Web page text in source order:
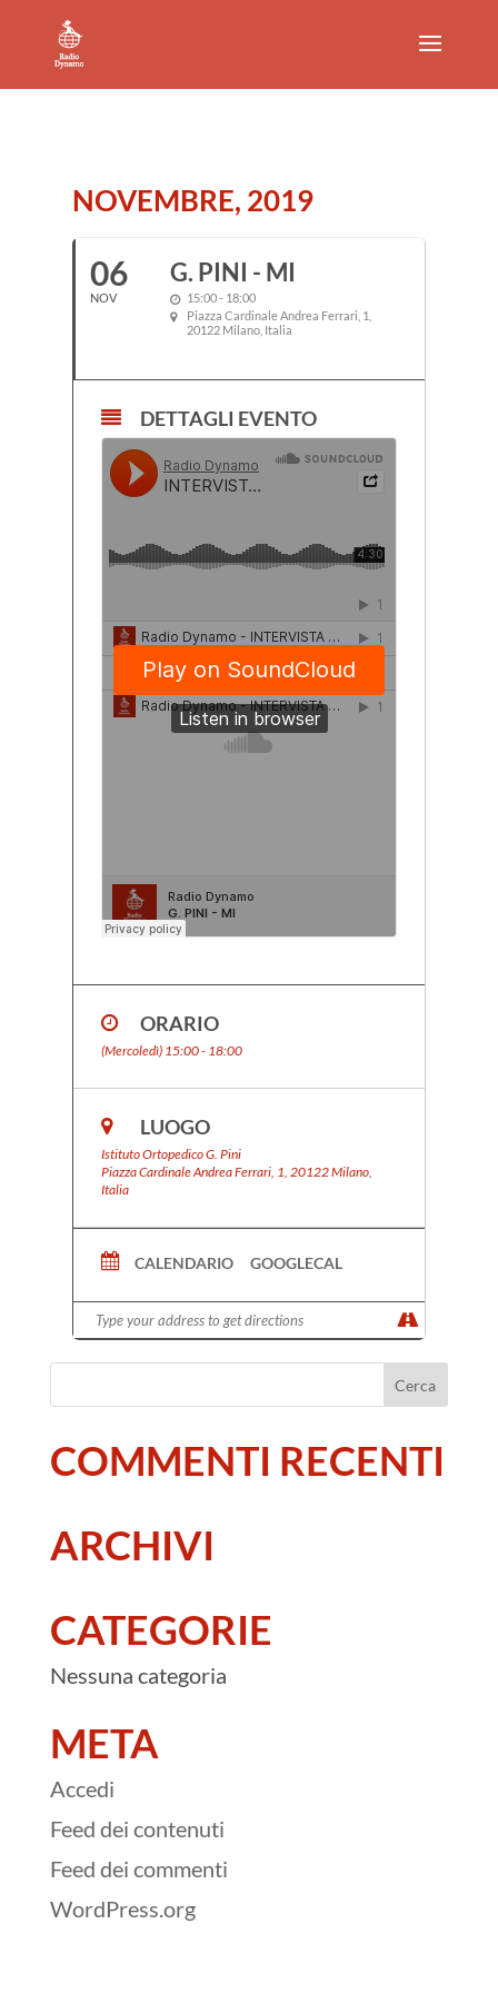
NOVEMBRE, 2019
06
NOV
G. PINI - MI
15:00 - 18:00
Piazza Cardinale Andrea Ferrari, 1,
20122 Milano, Italia
DETTAGLI EVENTO
ORARIO
(Mercoledì) 15:00 - 18:00
LUOGO
Istituto Ortopedico G. Pini
Piazza Cardinale Andrea Ferrari, 1, 20122 Milano,
Italia
CALENDARIO GOOGLECAL
COMMENTI RECENTI
ARCHIVI
CATEGORIE
Nessuna categoria
META
Accedi
Feed dei contenuti
Feed dei commenti
WordPress.org